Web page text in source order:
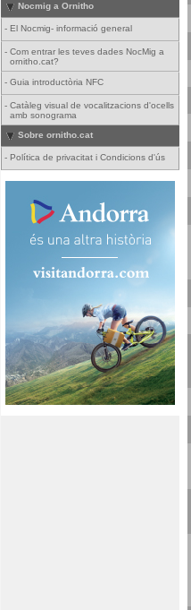
Nocmig a Ornitho
- El Nocmig- informació general
- Com entrar les teves dades NocMig a
ornitho.cat?
- Guia introductòria NFC
- Catàleg visual de vocalitzacions d'ocells
amb sonograma
Sobre ornitho.cat
- Política de privacitat i Condicions d'ús